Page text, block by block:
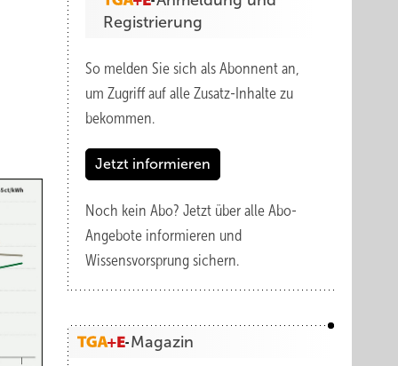
Registrierung
So melden Sie sich als Abonnent an,
um Zugriff auf alle Zusatz-Inhalte zu
bekommen.
Jetzt informieren
Noch kein Abo? Jetzt über alle Abo-
Angebote informieren und
Wissensvorsprung sichern.
Magazin